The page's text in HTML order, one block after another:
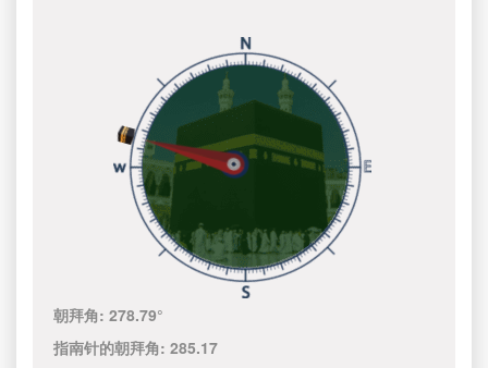
朝拜角:278.79°
指南针的朝拜角:285.17